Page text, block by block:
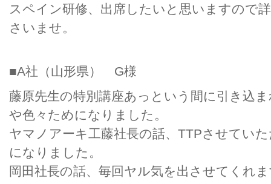
スペイン研修、出席したいと思いますので
さいませ。
■A社（山形県） G様
藤原先生の特別講座あっという間に引き込
や色々ためになりました。
ヤマノアーキ工藤社長の話、TTPさせてい
になりました。
岡田社長の話、毎回ヤル気を出させてくれ